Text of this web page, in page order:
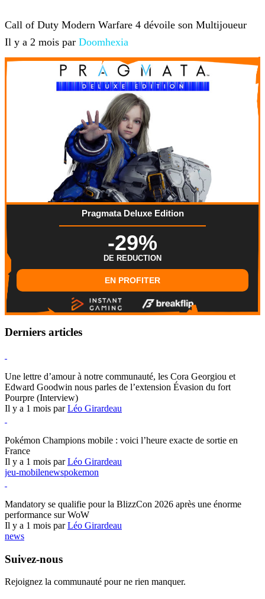
Call of Duty Modern Warfare 4 dévoile son Multijoueur
Il y a 2 mois par Doomhexia
Pragmata Deluxe Edition
-29%
DE REDUCTION
EN PROFITER
Derniers articles
Une lettre d’amour à notre communauté, les Cora Georgiou et
Edward Goodwin nous parles de l’extension Évasion du fort
Pourpre (Interview)
Il y a 1 mois parLéo Girardeau
Pokémon Champions mobile : voici l’heure exacte de sortie en
France
Il y a 1 mois parLéo Girardeau
jeu-mobilenewspokemon
Mandatory se qualifie pour la BlizzCon 2026 après une énorme
performance sur WoW
Il y a 1 mois parLéo Girardeau
news
Suivez-nous
Rejoignez la communauté pour ne rien manquer.